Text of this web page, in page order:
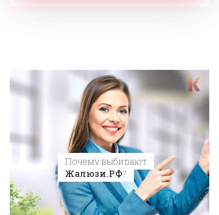
Почему выбирают
Жалюзи.РФ?